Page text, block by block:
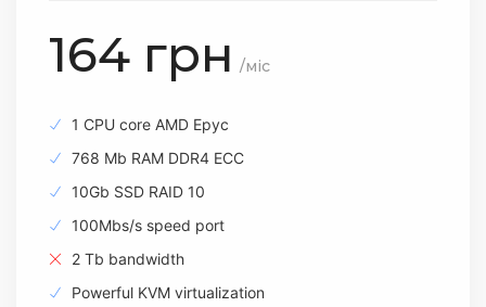
164 грн /міс
1 CPU core AMD Epyc
768 Mb RAM DDR4 ECC
10Gb SSD RAID 10
100Mbs/s speed port
2 Tb bandwidth
Powerful KVM virtualization